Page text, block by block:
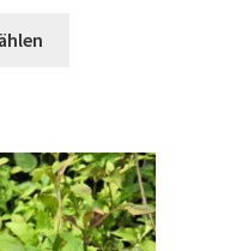
bis
Varianten
auf.
Die
Optionen